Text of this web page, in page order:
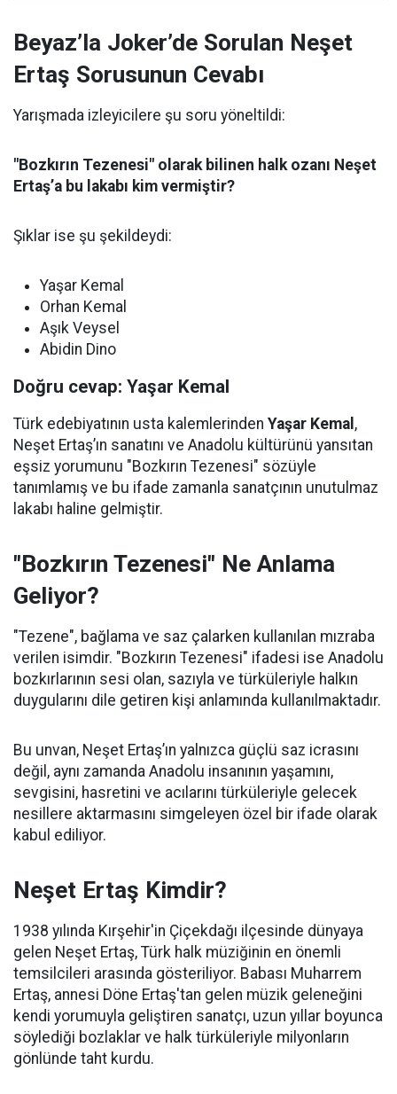
Beyaz’la Joker’de Sorulan Neşet
Ertaş Sorusunun Cevabı
Yarışmada izleyicilere şu soru yöneltildi:
"Bozkırın Tezenesi" olarak bilinen halk ozanı Neşet
Ertaş’a bu lakabı kim vermiştir?
Şıklar ise şu şekildeydi:
Yaşar Kemal
Orhan Kemal
Aşık Veysel
Abidin Dino
Doğru cevap: Yaşar Kemal
Türk edebiyatının usta kalemlerinden Yaşar Kemal ,
Neşet Ertaş’ın sanatını ve Anadolu kültürünü yansıtan
eşsiz yorumunu "Bozkırın Tezenesi" sözüyle
tanımlamış ve bu ifade zamanla sanatçının unutulmaz
lakabı haline gelmiştir.
"Bozkırın Tezenesi" Ne Anlama
Geliyor?
"Tezene", bağlama ve saz çalarken kullanılan mızraba
verilen isimdir. "Bozkırın Tezenesi" ifadesi ise Anadolu
bozkırlarının sesi olan, sazıyla ve türküleriyle halkın
duygularını dile getiren kişi anlamında kullanılmaktadır.
Bu unvan, Neşet Ertaş’ın yalnızca güçlü saz icrasını
değil, aynı zamanda Anadolu insanının yaşamını,
sevgisini, hasretini ve acılarını türküleriyle gelecek
nesillere aktarmasını simgeleyen özel bir ifade olarak
kabul ediliyor.
Neşet Ertaş Kimdir?
1938 yılında Kırşehir'in Çiçekdağı ilçesinde dünyaya
gelen Neşet Ertaş, Türk halk müziğinin en önemli
temsilcileri arasında gösteriliyor. Babası Muharrem
Ertaş, annesi Döne Ertaş'tan gelen müzik geleneğini
kendi yorumuyla geliştiren sanatçı, uzun yıllar boyunca
söylediği bozlaklar ve halk türküleriyle milyonların
gönlünde taht kurdu.